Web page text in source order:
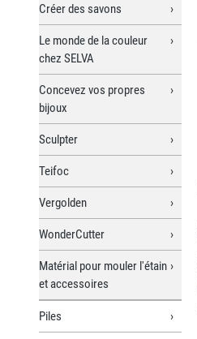
Créer des savons
Le monde de la couleur
chez SELVA
Concevez vos propres
bijoux
Sculpter
Teifoc
Vergolden
WonderCutter
Matérial pour mouler l'étain
et accessoires
Piles